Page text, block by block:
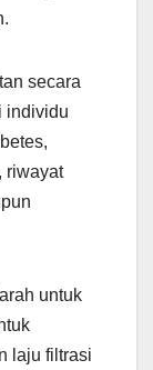
secara
individu
riwayat
untuk
laju filtrasi